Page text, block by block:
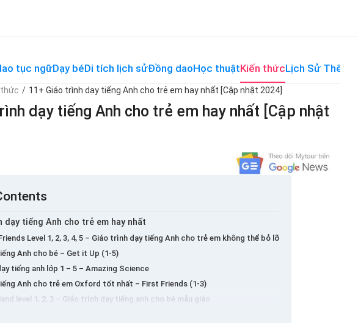
tục ngữDạy béDi tích lịch sửĐồng daoHọc thuậtKiến thứcLịch Sử Thế Giới
/ 11+ Giáo trình dạy tiếng Anh cho trẻ em hay nhất [Cập nhật 2024]
dạy tiếng Anh cho trẻ em hay nhất [Cập nhật
dạy tiếng Anh cho trẻ em hay nhất
Level 1, 2, 3, 4, 5 – Giáo trình dạy tiếng Anh cho trẻ em không thể bỏ lỡ
Anh cho bé – Get it Up (1-5)
tiếng anh lớp 1 – 5 – Amazing Science
Anh cho trẻ em Oxford tốt nhất – First Friends (1-3)
level 1, 2, 3 – Giáo trình dạy tiếng anh cho bé mẫu giáo
– Tài liệu học tiếng Anh cho trẻ em phổ biến